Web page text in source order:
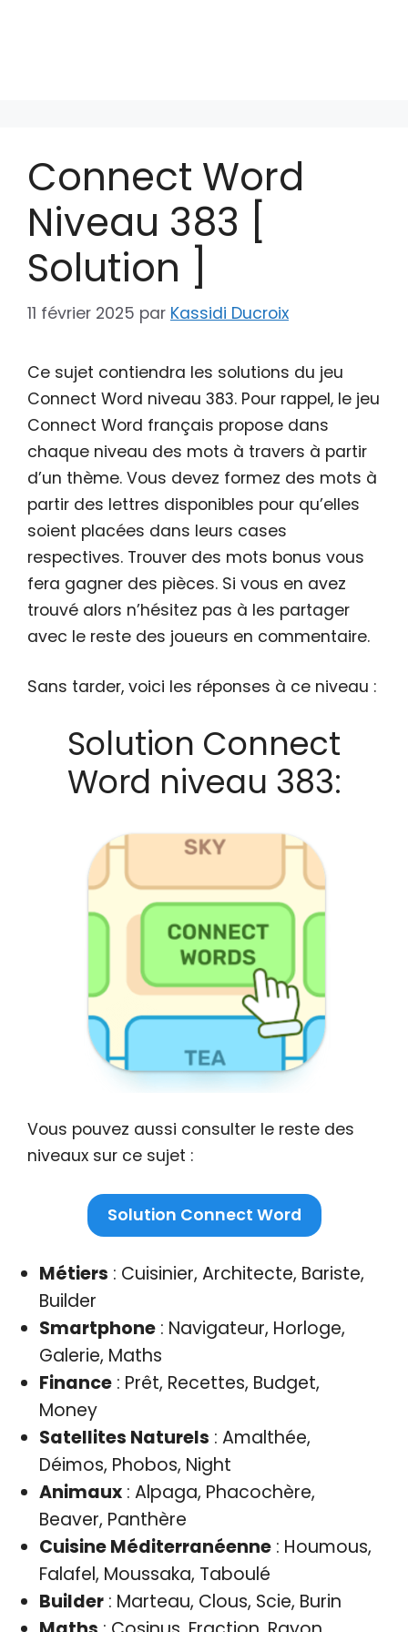
Connect Word
Niveau 383 [
Solution ]
11 février 2025 par Kassidi Ducroix
Ce sujet contiendra les solutions du jeu
Connect Word niveau 383. Pour rappel, le jeu
Connect Word français propose dans
chaque niveau des mots à travers à partir
d’un thème. Vous devez formez des mots à
partir des lettres disponibles pour qu’elles
soient placées dans leurs cases
respectives. Trouver des mots bonus vous
fera gagner des pièces. Si vous en avez
trouvé alors n’hésitez pas à les partager
avec le reste des joueurs en commentaire.
Sans tarder, voici les réponses à ce niveau :
Solution Connect
Word niveau 383:
Vous pouvez aussi consulter le reste des
niveaux sur ce sujet :
Solution Connect Word
Métiers : Cuisinier, Architecte, Bariste,
Builder
Smartphone: Navigateur, Horloge,
Galerie, Maths
Finance: Prêt, Recettes, Budget,
Money
Satellites Naturels : Amalthée,
Déimos, Phobos, Night
Animaux: Alpaga, Phacochère,
Beaver, Panthère
Cuisine Méditerranéenne: Houmous,
Falafel, Moussaka, Taboulé
Builder: Marteau, Clous, Scie, Burin